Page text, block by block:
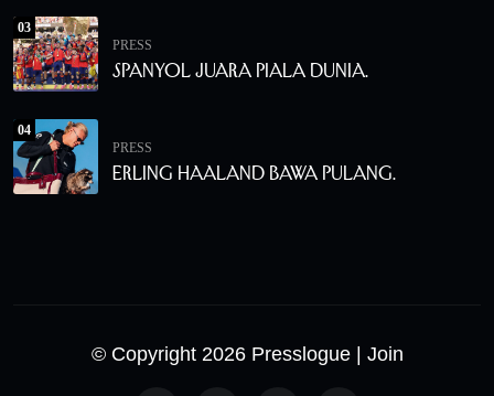
03
PRESS
Spanyol Juara Piala Dunia.
04
PRESS
Erling Haaland Bawa Pulang.
© Copyright 2026 Presslogue | Join